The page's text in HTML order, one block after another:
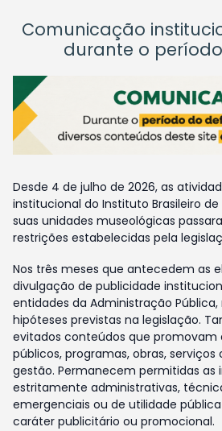
Comunicação
durante o
Desde 4 de julho de 2026, as
institucional do Instituto Brasileiro
suas unidades museológicas
restrições estabelecidas pela
Nos três meses que antecedem as
divulgação de publicidade
entidades da Administração Pública,
hipóteses previstas na legislação.
evitados conteúdos que promovam
públicos, programas, obras, serviços
gestão. Permanecem permitidas as
estritamente administrativas,
emergenciais ou de utilidade
caráter publicitário ou promocional.